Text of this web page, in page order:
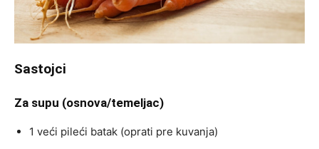
Sastojci
Za supu (osnova/temeljac)
1 veći pileći batak (oprati pre kuvanja)